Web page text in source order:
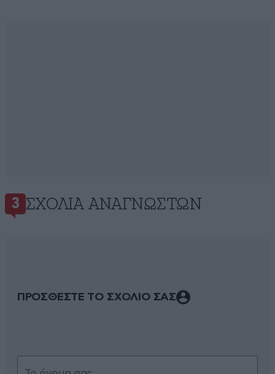
3 ΣΧΌΛΙΑ ΑΝΑΓΝΩΣΤΏΝ
ΠΡΟΣΘΕΣΤΕ ΤΟ ΣΧΟΛΙΟ ΣΑΣ